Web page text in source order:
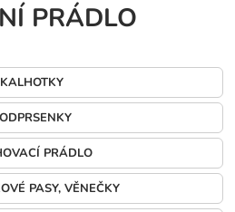
PRÁDLO
KALHOTKY
PRÁDLO
PASY, VĚNEČKY